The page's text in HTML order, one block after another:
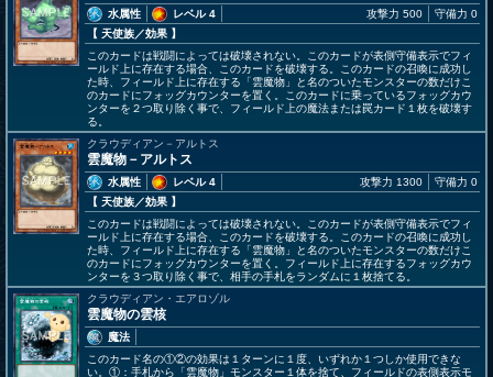
水属性
レベル 4
【 天使族／効果 】
攻撃力 500 守備力 0
このカードは戦闘によっては破壊されない。このカードが表側守備表示でフィ
ールド上に存在する場合、このカードを破壊する。このカードの召喚に成功し
た時、フィールド上に存在する「雲魔物」と名のついたモンスターの数だけこ
のカードにフォッグカウンターを置く。このカードに乗っているフォッグカウ
ンターを２つ取り除く事で、フィールド上の魔法または罠カード１枚を破壊す
る。
クラウディアン－アルトス
雲魔物－アルトス
水属性
レベル 4
【 天使族／効果 】
攻撃力 1300 守備力 0
このカードは戦闘によっては破壊されない。このカードが表側守備表示でフィ
ールド上に存在する場合、このカードを破壊する。このカードの召喚に成功し
た時、フィールド上に存在する「雲魔物」と名のついたモンスターの数だけこ
のカードにフォッグカウンターを置く。フィールド上に存在するフォッグカウ
ンターを３つ取り除く事で、相手の手札をランダムに１枚捨てる。
クラウディアン・エアロゾル
雲魔物の雲核
魔法
このカード名の①②の効果は１ターンに１度、いずれか１つしか使用できな
い。①：手札から「雲魔物」モンスター１体を捨て、フィールドの表側表示モ